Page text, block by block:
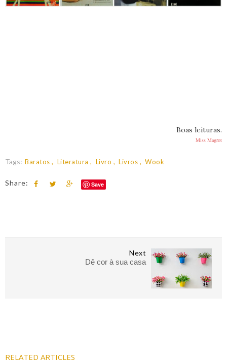
Boas leituras.
Miss Magrot
Tags: Baratos Literatura Livro Livros Wook
Share: Save
Next
Dê cor à sua casa
RELATED ARTICLES